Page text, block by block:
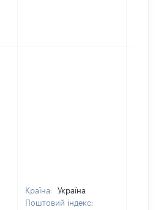
Країна:
Україна
Поштовий індекс: